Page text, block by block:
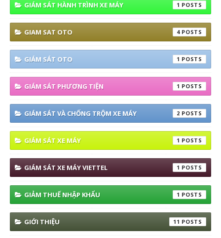
GIÁM SÁT HÀNH TRÌNH XE MÁY 1
GIAM SAT OTO 4
GIÁM SÁT OTO 1
GIÁM SÁT PHƯƠNG TIỆN 1
GIÁM SÁT VÀ CHỐNG TRỘM XE MÁY 2
GIÁM SÁT XE MÁY 1
GIÁM SÁT XE MÁY VIETTEL 1
GIẢM THUẾ NHẬP KHẨU 1
GIỚI THIỆU 11